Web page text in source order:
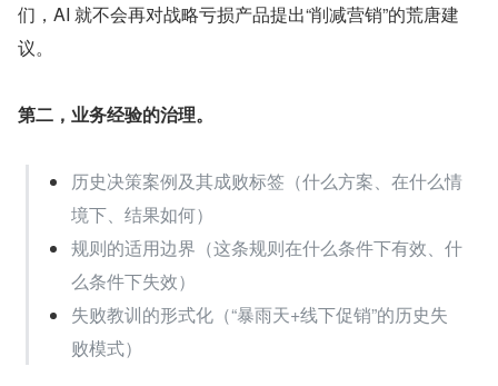
们，AI 就不会再对战略亏损产品提出“削减营销”的荒唐建
议。
第二，业务经验的治理。
历史决策案例及其成败标签（什么方案、在什么情
境下、结果如何）
规则的适用边界（这条规则在什么条件下有效、什
么条件下失效）
失败教训的形式化（“暴雨天+线下促销”的历史失
败模式）